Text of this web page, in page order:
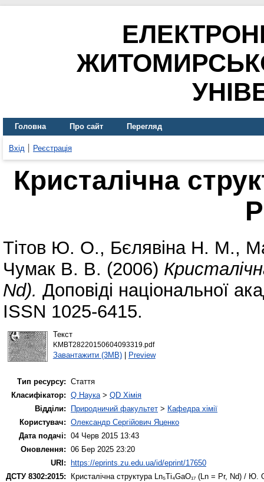
Головна Про сайт Перегляд
Вхід Реєстрація
Кристалічна
Тітов Ю. О., Бєлявіна Н. М.,
Чумак В. В. (2006)
Nd). Доповіді національної
ISSN 1025-6415.
Текст
KMBT28220150604093319.pdf
Завантажити (3MB)| Preview
Тип ресурсу: Стаття
Класифікатор: Q Наука> QD Хімія
Відділи:
Природничий факультет > Кафедра хімії
Користувач: Олександр Сергійович Яценко
Дата подачі: 04 Черв 2015 13:43
Оновлення: 06 Бер 2025 23:20
URI:
https://eprints.zu.edu.ua/id/eprint/17650
ДСТУ 8302:2015:
Кристалічна структура Ln₅Ti₄GaO₁₇ (Ln = Pr, Nd) / Ю.